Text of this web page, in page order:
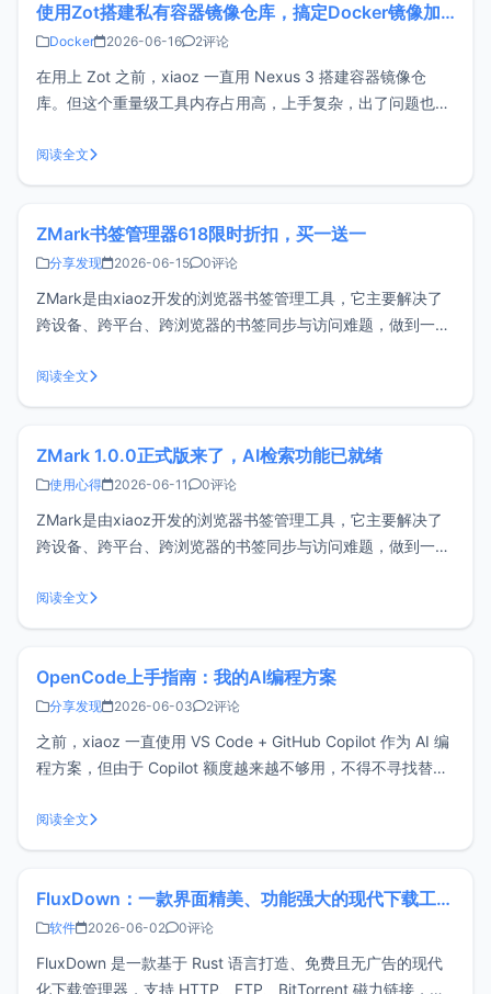
使用Zot搭建私有容器镜像仓库，搞定Docker镜像加速
Docker 2026-06-16 2评论
在用上 Zot 之前，xiaoz 一直用 Nexus 3 搭建容器镜像仓
库。但这个重量级工具内存占用高，上手复杂，出了问题也不
抱了。注意：这篇文章具有一定专业性，推荐开发者或运维人
员阅读，不建议新手小白尝试！！！什么是Zot？
阅读全文
ZMark书签管理器618限时折扣，买一送一
分享发现 2026-06-15 0评论
ZMark是由xiaoz开发的浏览器书签管理工具，它主要解决了
跨设备、跨平台、跨浏览器的书签同步与访问难题，做到一处
用，让管理更高效。ZMark官网地址：
https://www.zmark.app/主要特点轻量级： 使用Bun +
阅读全文
ZMark 1.0.0正式版来了，AI检索功能已就绪
使用心得 2026-06-11 0评论
ZMark是由xiaoz开发的浏览器书签管理工具，它主要解决了
跨设备、跨平台、跨浏览器的书签同步与访问难题，做到一处
用，让管理更高效。当然，你也可以把它当作一个导航页来
用。ZMark官网地址：https://www.zmark.app/主要特点轻
阅读全文
OpenCode上手指南：我的AI编程方案
分享发现 2026-06-03 2评论
之前，xiaoz 一直使用 VS Code + GitHub Copilot 作为 AI 编
程方案，但由于 Copilot 额度越来越不够用，不得不寻找替代
成为我的主力 AI 编程工具。起初有些不习惯，但现在越用越
顺手，于是写下这篇文章，分
阅读全文
FluxDown：一款界面精美、功能强大的现代下载工具，支持浏览器扩展
软件 2026-06-02 0评论
FluxDown 是一款基于 Rust 语言打造、免费且无广告的现代
化下载管理器，支持 HTTP、FTP、BitTorrent 磁力链接，还